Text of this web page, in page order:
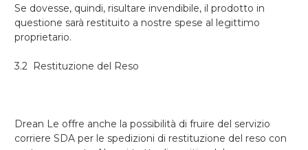
Se dovesse, quindi, risultare invendibile, il prodotto in
questione sarà restituito a nostre spese al legittimo
proprietario.
3.2 Restituzione del Reso
Drean Le offre anche la possibilità di fruire del servizio
corriere SDA per le spedizioni di restituzione del reso con